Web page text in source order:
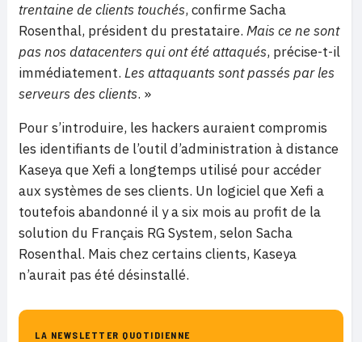
trentaine de clients touchés, confirme Sacha
Rosenthal, président du prestataire. Mais ce ne sont
pas nos datacenters qui ont été attaqués, précise-t-il
immédiatement. Les attaquants sont passés par les
serveurs des clients. »
Pour s’introduire, les hackers auraient compromis
les identifiants de l’outil d’administration à distance
Kaseya que Xefi a longtemps utilisé pour accéder
aux systèmes de ses clients. Un logiciel que Xefi a
toutefois abandonné il y a six mois au profit de la
solution du Français RG System, selon Sacha
Rosenthal. Mais chez certains clients, Kaseya
n’aurait pas été désinstallé.
LA NEWSLETTER QUOTIDIENNE